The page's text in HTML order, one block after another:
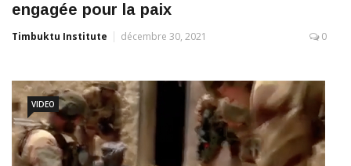
engagée pour la paix
Timbuktu Institute décembre 30, 2021 0
VIDEO